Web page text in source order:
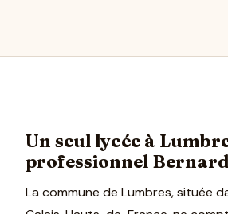
Un seul lycée à
professionnel
La commune de Lumbres, située